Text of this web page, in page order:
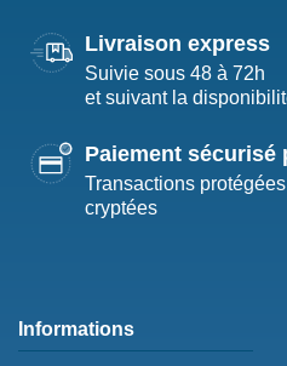
Livraison express
Suivie sous 48 à 72h
et suivant la
Paiement sécurisé
Transactions
cryptées
Informations